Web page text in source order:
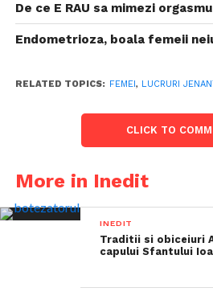
De ce E RAU sa mimezi
Endometrioza, boala femeii
RELATED TOPICS: FEMEI, LUCRURI
CLICK TO
More in Inedit
INEDIT
Traditii si obiceiuri
capului Sfantului